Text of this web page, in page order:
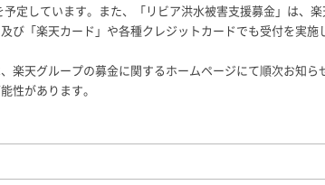
定しています。また、「リビア洪水被害支援募金」は、
び「楽天カード」や各種クレジットカードでも受付を実施
楽天グループの募金に関するホームページにて順次お知
性があります。